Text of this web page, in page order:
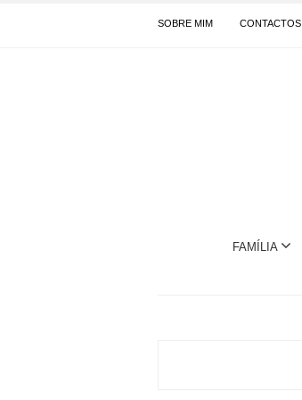
SOBRE MIM CONTACTOS
FAMÍLIA